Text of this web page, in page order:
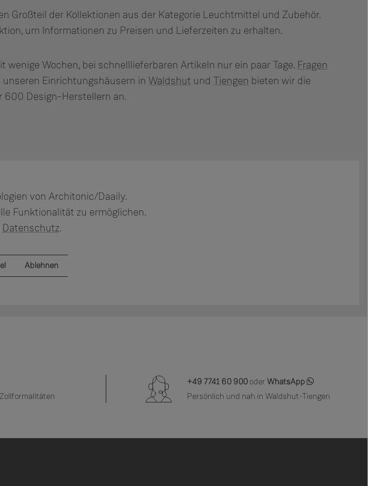
Großteil der Kollektionen aus der Kategorie Leuchtmittel und Zubehör.
um Informationen zu Preisen und Lieferzeiten zu erhalten.
wenige Wochen, bei schnelllieferbaren Artikeln nur ein paar Tage. Fragen
Einrichtungshäusern in Waldshut und Tiengen bieten wir die
600 Design-Herstellern an.
von Architonic/Daaily.
Funktionalität zu ermöglichen.
Datenschutz.
Ablehnen
+49 7741 60 900oder WhatsApp
Persönlich und nah in Waldshut-Tiengen